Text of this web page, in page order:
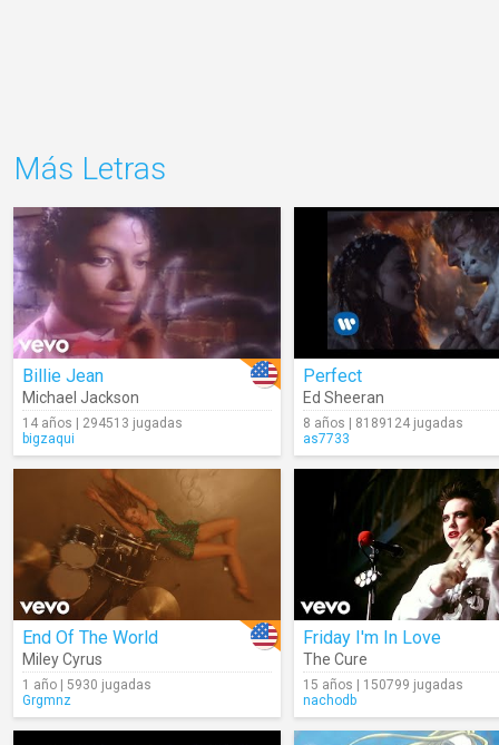
Más Letras
Billie Jean
Michael Jackson
14 años | 294513 jugadas
bigzaqui
Perfect
Ed Sheeran
8 años | 8189124 jugadas
as7733
End Of The World
Miley Cyrus
1 año | 5930 jugadas
Grgmnz
Friday I'm In Love
The Cure
15 años | 150799 jugadas
nachodb